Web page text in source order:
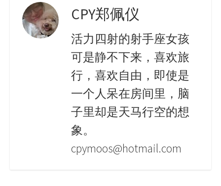
CPY郑佩仪
活力四射的射手座女孩
可是静不下来，喜欢旅
行，喜欢自由，即使是
一个人呆在房间里，脑
子里却是天马行空的想
象。
cpymoos@hotmail.com